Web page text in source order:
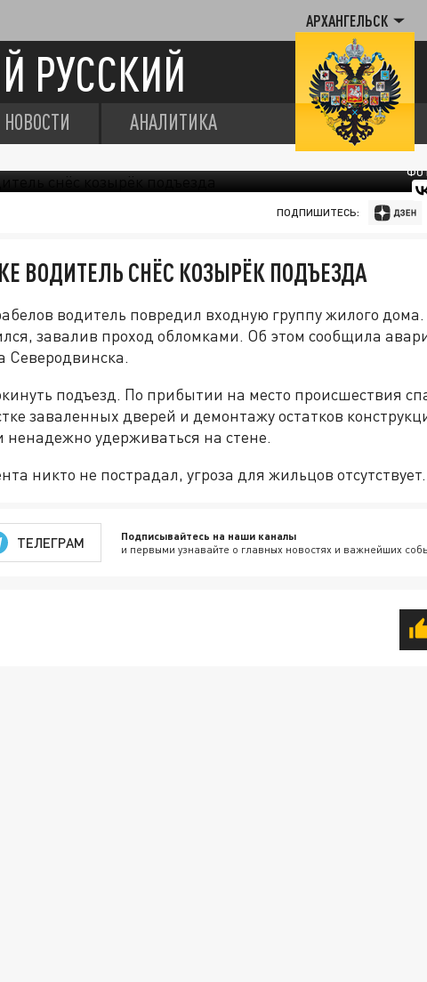
АРХАНГЕЛЬСК
РУССКИЙ
НОВОСТИ АНАЛИТИКА
ПОДПИШИТЕСЬ:
ВОДИТЕЛЬ СНЁС КОЗЫРЁК ПОДЪЕЗДА
водитель повредил входную группу жилого
завалив проход обломками. Об этом сообщила
Северодвинска.
подъезд. По прибытии на место происшествия
заваленных дверей и демонтажу остатков
удерживаться на стене.
никто не пострадал, угроза для жильцов отсутствует.
ТЕЛЕГРАМ Подписывайтесь на наши каналы
и первыми узнавайте о главных новостях и важнейших